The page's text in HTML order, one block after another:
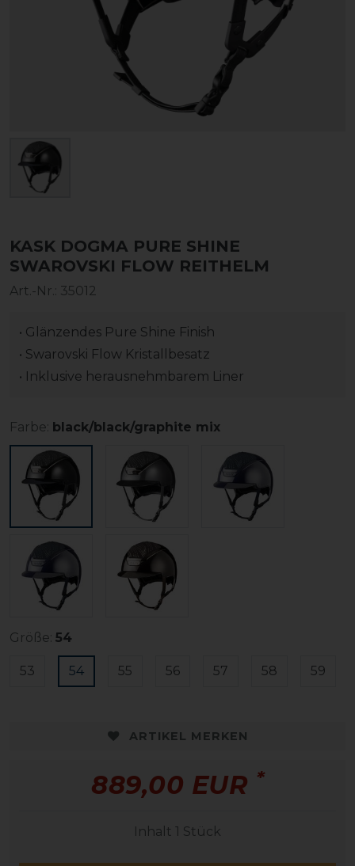
KASK DOGMA PURE SHINE
SWAROVSKI FLOW REITHELM
Art.-Nr.: 35012
• Glänzendes Pure Shine Finish
• Swarovski Flow Kristallbesatz
• Inklusive herausnehmbarem Liner
Farbe: black/black/graphite mix
Größe: 54
53 54 55 56 57 58 59
ARTIKEL MERKEN
889,00 EUR *
Inhalt 1 Stück